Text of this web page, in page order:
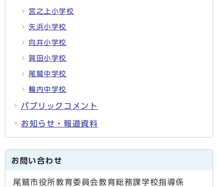
宮之上小学校
矢浜小学校
向井小学校
賀田小学校
尾鷲中学校
輪内中学校
パブリックコメント
お知らせ・報道資料
お問い合わせ
尾鷲市役所教育委員会教育総務課学校指導係